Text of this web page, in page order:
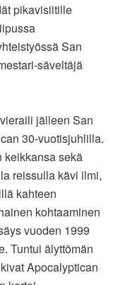
pikavisiitille
San
säveltäjä
jälleen San
30-vuotisjuhlilla.
keikkansa sekä
reissulla kävi ilmi,
kahteen
kohtaaminen
vuoden 1999
Tuntui älyttömän
Apocalyptican